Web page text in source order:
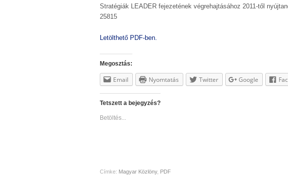
Stratégiák LEADER fejezetének végrehajtásához 2011-től
25815
Letölthető PDF-ben.
Megosztás:
Email Nyomtatás Twitter Google
Tetszett a bejegyzés?
Betöltés...
Címke: Magyar Közlöny, PDF